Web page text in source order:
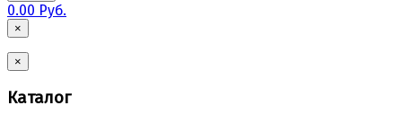
0.00 Руб.
×
×
Каталог